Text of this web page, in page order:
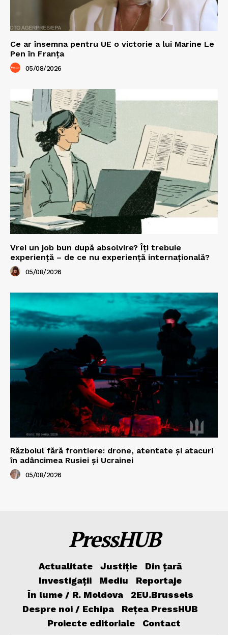
Ce ar însemna pentru UE o victorie a lui Marine Le
Pen în Franța
05/08/2026
Vrei un job bun după absolvire? Îți trebuie
experiență – de ce nu experiență internațională?
05/08/2026
Războiul fără frontiere: drone, atentate și atacuri
în adâncimea Rusiei și Ucrainei
05/08/2026
PressHUB
Actualitate Justiție
Din țară
Investigații
Mediu
Reportaje
În lume / R. Moldova
2EU.Brussels
Despre noi / Echipa
Rețea PressHUB
Proiecte editoriale
Contact